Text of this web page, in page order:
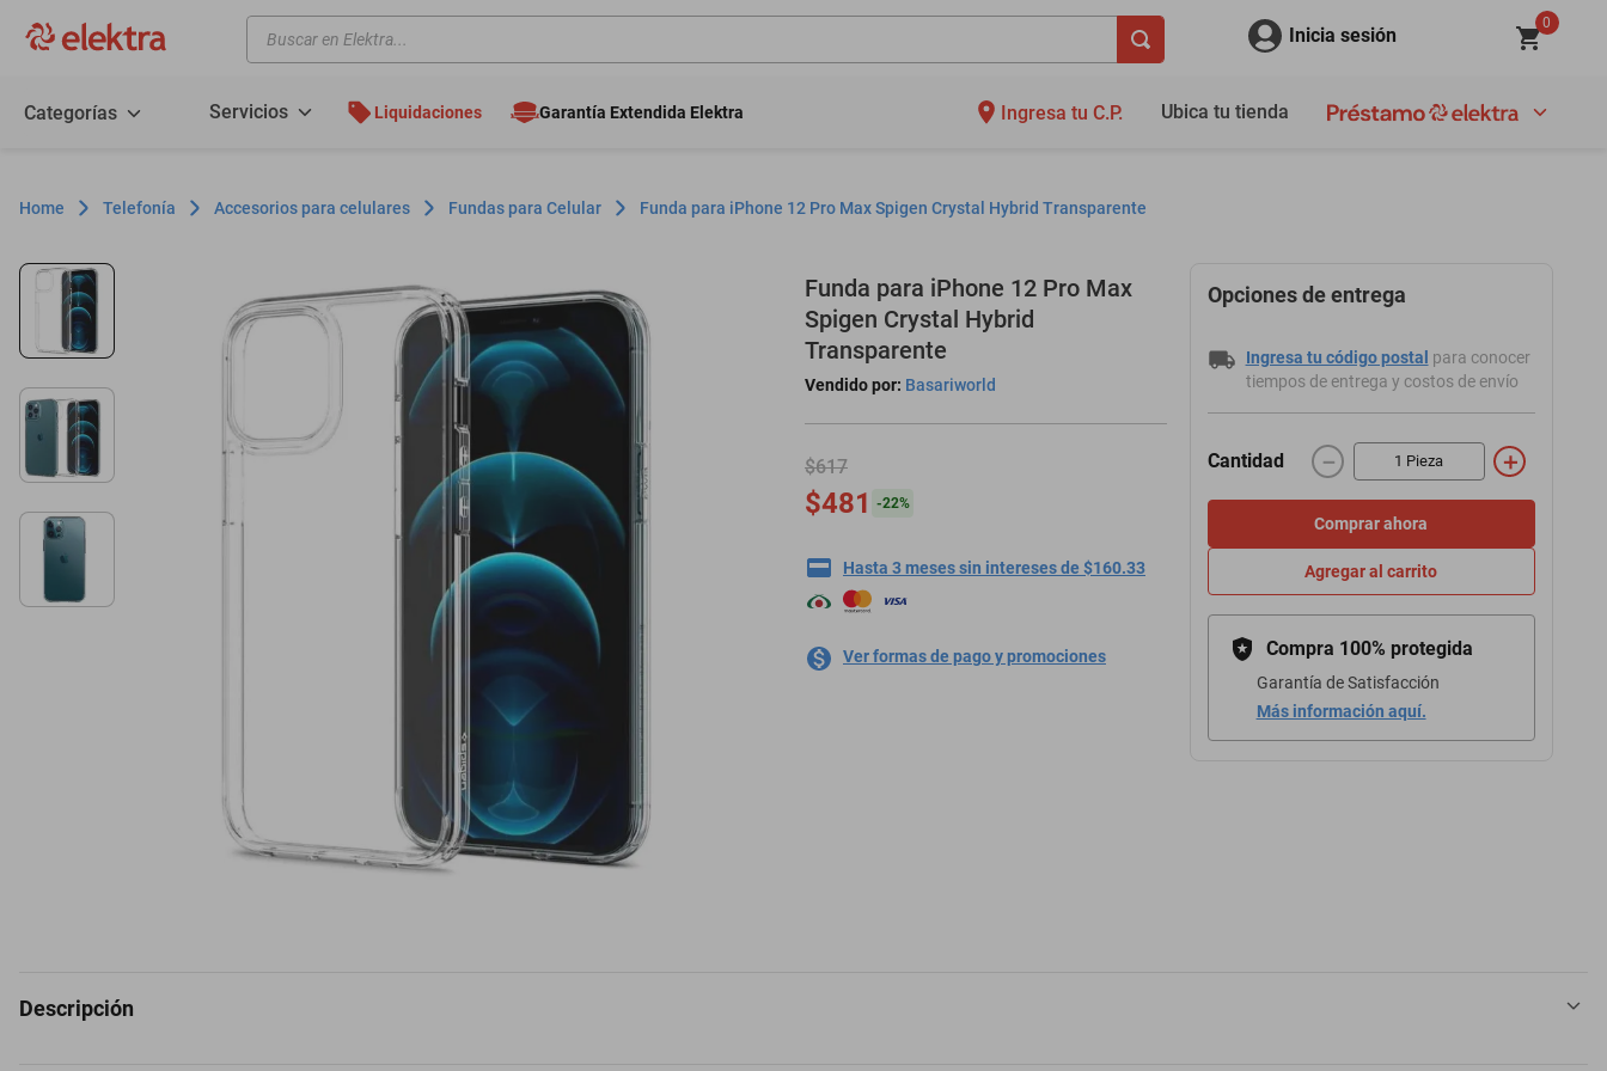
Buscar en Elektra... Inicia sesión
0
Categorías Servicios Liquidaciones Garantía Extendida Elektra Ingresa tu C.P. Ubica tu tienda
Telefonía Accesorios para celulares Fundas para Celular Funda para iPhone 12 Pro Max Spigen Crystal Hybrid Transparente
Funda para iPhone 12 Pro Max
Spigen Crystal Hybrid
Transparente
Vendido por: Basariworld
$617
$481 -22%
Hasta 3 meses sin intereses de $160.33
Ver formas de pago y promociones
Opciones de entrega
Ingresa tu código postal para conocer
tiempos de entrega y costos de envío
Cantidad ＋
－
Comprar ahora
Agregar al carrito
Compra 100% protegida
Garantía de Satisfacción
Más información aquí.
Descripción
motos
lavadoras
oppo